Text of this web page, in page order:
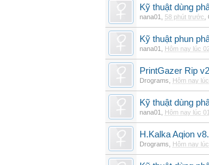
Kỹ thuật dùng
nana01 58 phút trước
Kỹ thuật phun
nana01 Hôm nay lúc
PrintGazer Rip
Drograms Hôm nay
Kỹ thuật dùng
nana01 Hôm nay lúc
H.Kalka Aqion
Drograms Hôm nay